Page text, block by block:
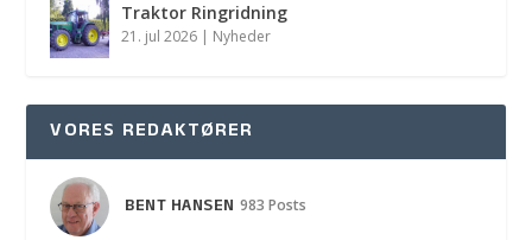
Traktor Ringridning
21. jul 2026 | Nyheder
VORES REDAKTØRER
BENT HANSEN 983 Posts